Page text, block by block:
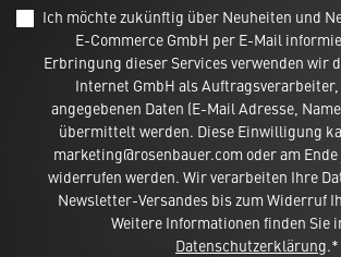
Ich möchte zukünftig über Neuheiten und
E-Commerce GmbH per E-Mail
Erbringung dieser Services verwenden wir
Internet GmbH als
angegebenen Daten (E-Mail Adresse,
übermittelt werden. Diese Einwilligung
marketing@rosenbauer.com oder am
widerrufen werden. Wir verarbeiten Ihre
Newsletter-Versandes bis zum Widerruf
Weitere Informationen finden Sie
Datenschutzerklärung.*